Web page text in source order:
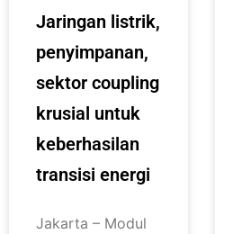
Jaringan listrik,
penyimpanan,
sektor coupling
krusial untuk
keberhasilan
transisi energi
Jakarta – Modul